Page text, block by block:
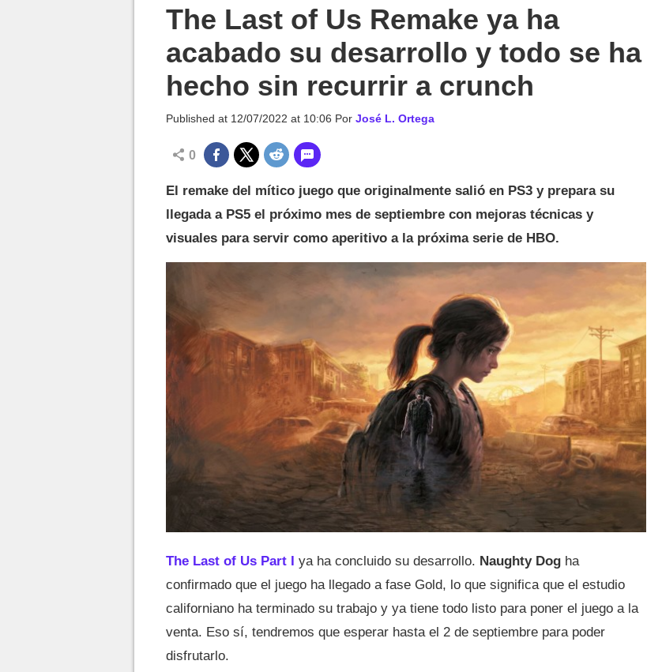
The Last of Us Remake ya ha
acabado su desarrollo y todo se ha
hecho sin recurrir a crunch
Published at 12/07/2022 at 10:06 Por José L. Ortega
0
El remake del mítico juego que originalmente salió en PS3 y prepara su
llegada a PS5 el próximo mes de septiembre con mejoras técnicas y
visuales para servir como aperitivo a la próxima serie de HBO.
The Last of Us Part I ya ha concluido su desarrollo. Naughty Dog ha
confirmado que el juego ha llegado a fase Gold, lo que significa que el estudio
californiano ha terminado su trabajo y ya tiene todo listo para poner el juego a la
venta. Eso sí, tendremos que esperar hasta el 2 de septiembre para poder
disfrutarlo.